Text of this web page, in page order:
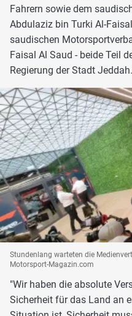
Fahrern sowie dem
Abdulaziz bin Turki Al-
saudischen
Faisal Al Saud - beide Teil
Regierung der Stadt Jeddah.
Stundenlang warteten die
Motorsport-Magazin.com
"Wir haben die absolute
Sicherheit für das Land an